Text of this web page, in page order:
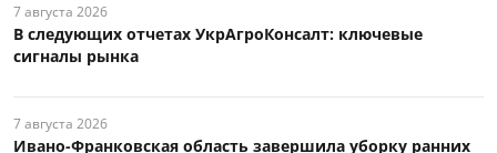
7 августа 2026
В следующих отчетах УкрАгроКонсалт: ключевые
сигналы рынка
7 августа 2026
Ивано-Франковская область завершила уборку ранних